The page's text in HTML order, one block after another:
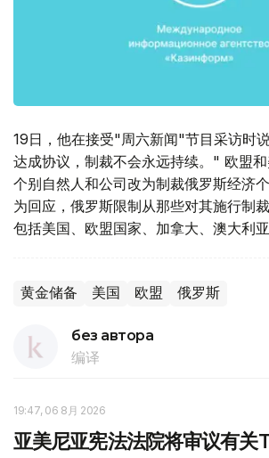
19日，他在接受"周六新闻"节目采访时
达成协议，制裁不会永远持续。" 欧盟
个别自然人和公司改为制裁俄罗斯经济
为回应，俄罗斯限制从那些对其施行制
包括美国、欧盟国家、加拿大、澳大利亚
黄金储备 美国 欧盟 俄罗斯
без автора
编译
19:47, 06 8月 2026
亚美尼亚宪法法院将审议有关